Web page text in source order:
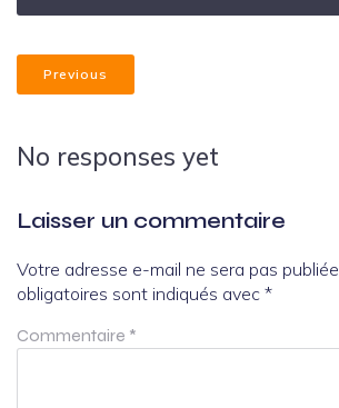
Previous
No responses yet
Laisser un commentaire
Votre adresse e-mail ne sera pas publiée.
obligatoires sont indiqués avec *
Commentaire *